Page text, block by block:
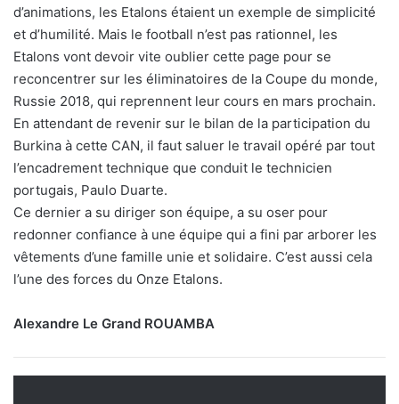
d’animations, les Etalons étaient un exemple de simplicité
et d’humilité. Mais le football n’est pas rationnel, les
Etalons vont devoir vite oublier cette page pour se
reconcentrer sur les éliminatoires de la Coupe du monde,
Russie 2018, qui reprennent leur cours en mars prochain.
En attendant de revenir sur le bilan de la participation du
Burkina à cette CAN, il faut saluer le travail opéré par tout
l’encadrement technique que conduit le technicien
portugais, Paulo Duarte.
Ce dernier a su diriger son équipe, a su oser pour
redonner confiance à une équipe qui a fini par arborer les
vêtements d’une famille unie et solidaire. C’est aussi cela
l’une des forces du Onze Etalons.
Alexandre Le Grand ROUAMBA